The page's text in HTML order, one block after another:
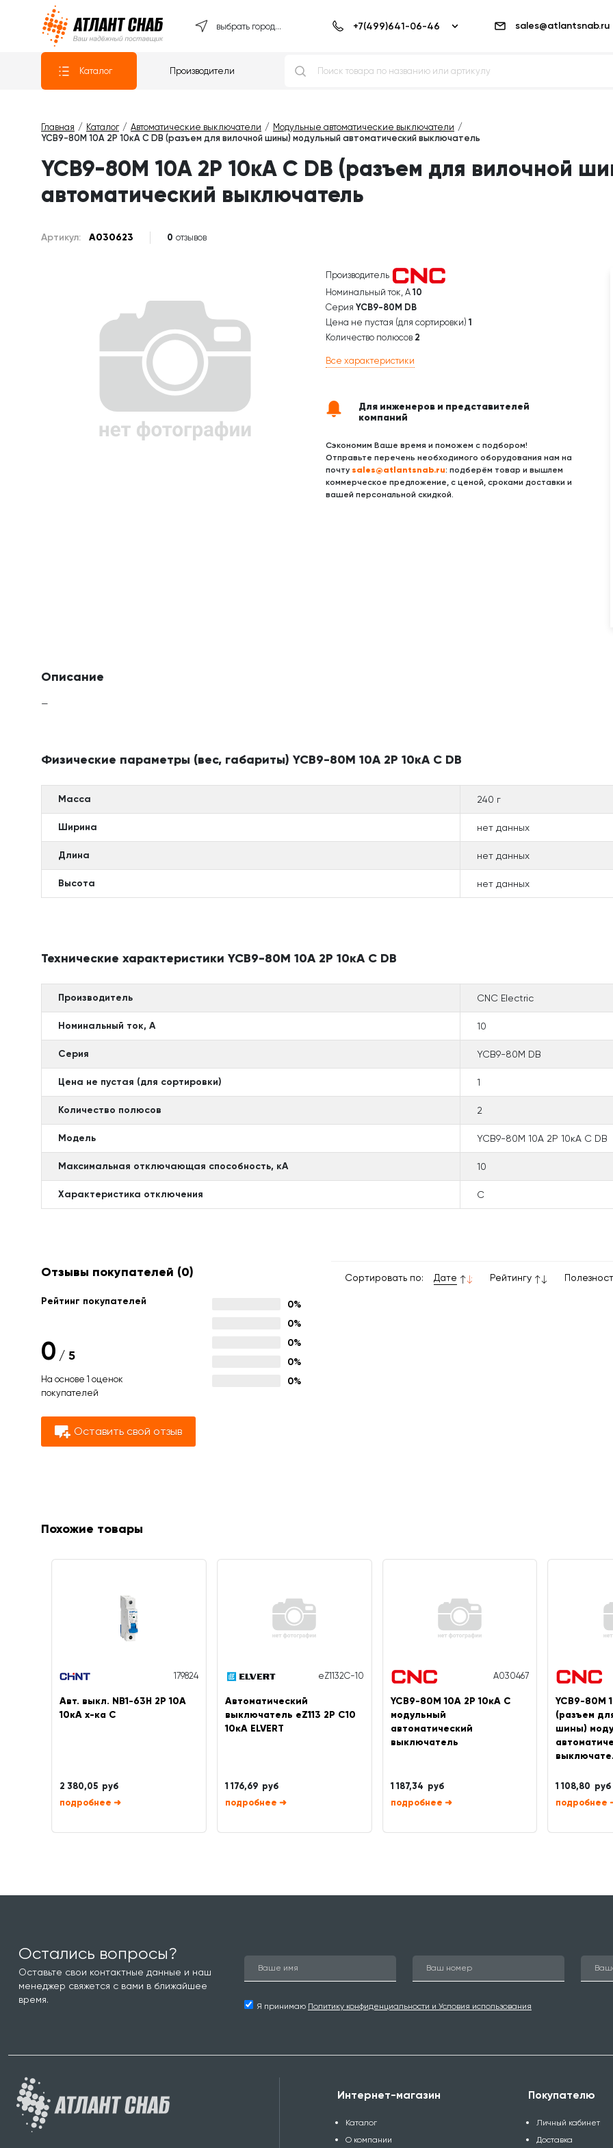
Атлантснаб
выбрать город... sales@atlantsnab.ru
Каталог Производители
Главная Каталог Автоматические выключатели
Модульные автоматические выключатели
YCB9-80M 10А 2P 10кА C DB (разъем для вилочной шины) модульный автоматический выключатель
YCB9-80M 10А 2P 10кА C DB (разъем для вилочной
автоматический выключатель
Артикул: A030623
Производитель
Номинальный ток, А 10
Серия YCB9-80M DB
Цена не пустая (для сортировки) 1
Количество полюсов 2
Все характеристики
Для инженеров и представителей
компаний
Сэкономим Ваше время и поможем с подбором!
Отправьте перечень необходимого оборудования нам на
почту sales@atlantsnab.ru: подберём товар и вышлем
коммерческое предложение, с ценой, сроками доставки и
вашей персональной скидкой.
Описание
—
Физические параметры (вес, габариты) YCB9-80M 10А 2P 10кА C DB
Масса 240 г
Ширина нет данных
Длина нет данных
Высота нет данных
Технические характеристики YCB9-80M 10А 2P 10кА C DB
Производитель CNC Electric
Номинальный ток, А 10
Серия YCB9-80M DB
Цена не пустая (для сортировки) 1
Количество полюсов 2
Модель YCB9-80M 10А 2P 10кА C DB
Максимальная отключающая способность, кА 10
Характеристика отключения C
Отзывы покупателей (0)
Рейтинг покупателей
0 / 5
На основе 1 оценок
покупателей
0%
0%
0%
0%
0%
Оставить свой отзыв
Сортировать по: Дате Рейтингу
Похожие товары
179824
Авт. выкл. NB1-63H 2P 10A
10кА х-ка C
2 380,05 руб
➜
eZ1132C-10
Автоматический
выключатель eZ113 2Р C10
10кА ELVERT
1 176,69 руб
➜
A030467
YCB9-80M 10А 2P 10кА C
модульный
автоматический
выключатель
1 187,34 руб
➜
YCB9-80M
(разъем
шины)
1 108,80 руб
Остались вопросы?
Оставьте свои контактные данные и наш
менеджер свяжется с вами в ближайшее
время.
Я принимаю Политику конфиденциальности и Условия использования
Интернет-магазин
Каталог
О компании
Покупателю
Личный кабинет
Доставка